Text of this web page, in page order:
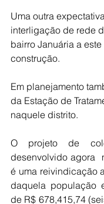
Uma outra
interligação de rede
bairro Januária a
construção.
Em planejamento
da Estação de
naquele distrito.
O projeto de
desenvolvido agora
é uma reivindicação
daquela população
de R$ 678,415,74